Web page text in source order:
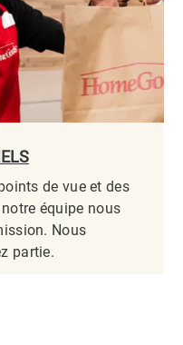
de vue et des
équipe nous
Nous
partie.​​​​​​​